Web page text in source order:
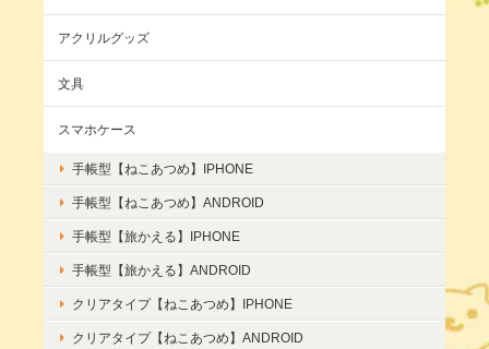
アクリルグッズ
文具
スマホケース
手帳型【ねこあつめ】IPHONE
手帳型【ねこあつめ】ANDROID
手帳型【旅かえる】IPHONE
手帳型【旅かえる】ANDROID
クリアタイプ【ねこあつめ】IPHONE
クリアタイプ【ねこあつめ】ANDROID